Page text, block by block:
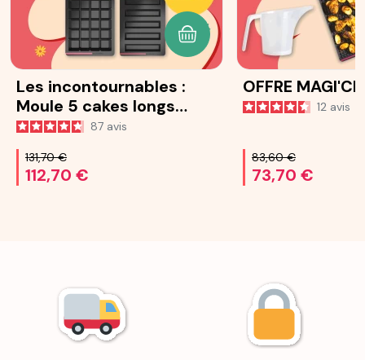
Les incontournables :
Moule 5 cakes longs
Ohra®
87 avis
131,70 €
112,70 €
AJOUTER AU PANIER
OFFRE
12 avis
83,60 €
73,70 €